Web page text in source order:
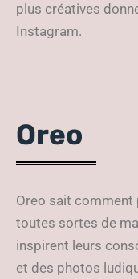
plus créatives
Instagram.
Oreo
Oreo sait
toutes sortes de
inspirent leurs
et des photos